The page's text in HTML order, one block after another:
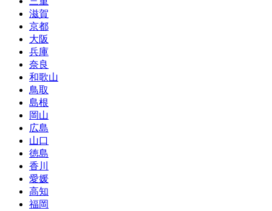
滋賀
京都
大阪
兵庫
奈良
和歌山
鳥取
島根
岡山
広島
山口
徳島
香川
愛媛
高知
福岡